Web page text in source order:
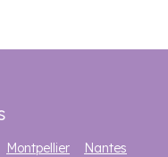
Montpellier
Nantes